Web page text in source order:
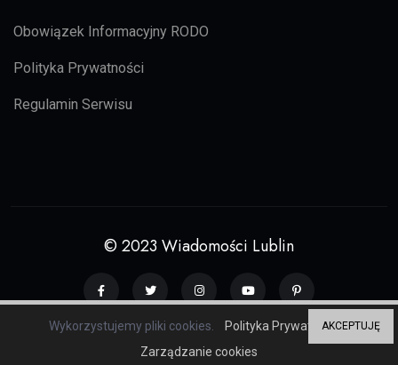
Obowiązek Informacyjny RODO
Polityka Prywatności
Regulamin Serwisu
© 2023 Wiadomości Lublin
Grupa serwisów regionalnych ZP20
Wykorzystujemy pliki cookies.
Polityka Prywatności
Zarządzanie cookies
AKCEPTUJĘ